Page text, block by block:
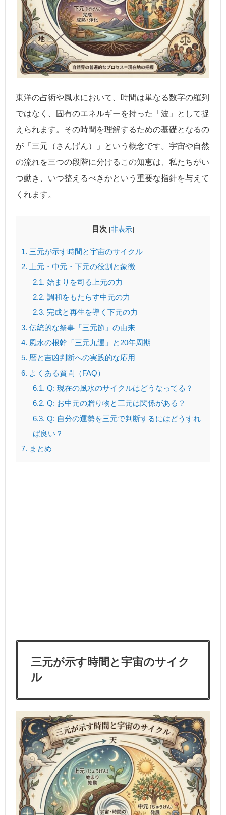
東洋の占術や風水において、時間は単なる数字の羅列
ではなく、固有のエネルギーを持った「波」として捉
えられます。その時間を理解するための基礎となるの
が「三元（さんげん）」という概念です。宇宙や自然
の流れを三つの段階に分けるこの知恵は、私たちがい
つ動き、いつ整えるべきかという重要な指針を与えて
くれます。
目次 [非表示]
1. 三元が示す時間と宇宙のサイクル
2. 上元・中元・下元の役割と象徴
2.1. 始まりを司る上元の力
2.2. 調和をもたらす中元の力
2.3. 完成と再生を導く下元の力
3. 伝統的な祭事「三元節」の由来
4. 風水の根幹「三元九運」と20年周期
5. 暦と吉凶判断への実践的な応用
6. よくある質問（FAQ）
6.1. Q: 現在の風水のサイクルはどうなってる？
6.2. Q: お中元の贈り物と三元は関係がある？
6.3. Q: 自分の運勢を三元で判断するにはどうすれ
ば良い？
7. まとめ
三元が示す時間と宇宙のサイク
ル